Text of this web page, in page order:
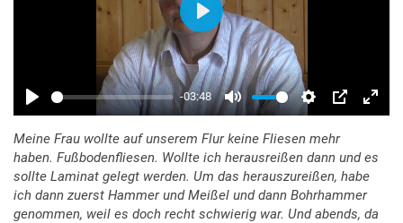
Meine Frau wollte auf unserem Flur keine Fliesen mehr
haben. Fußbodenfliesen. Wollte ich herausreißen dann und es
sollte Laminat gelegt werden. Um das herauszureißen, habe
ich dann zuerst Hammer und Meißel und dann Bohrhammer
genommen, weil es doch recht schwierig war. Und abends, da